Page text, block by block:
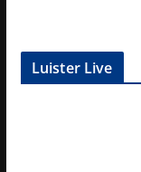
Luister Live